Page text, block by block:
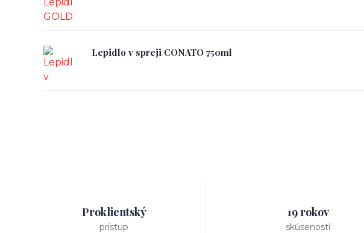
Lepidlo v spreji CONATO 750ml
Proklientský
prístup
19 rokov
skúseností